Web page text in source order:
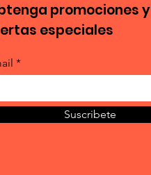
promociones y
especiales
*
Suscribete